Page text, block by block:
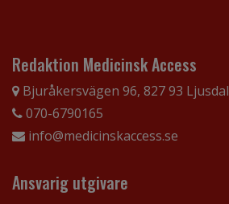
Redaktion Medicinsk Access
Bjuråkersvägen 96, 827 93 Ljusdal
070-6790165
info@medicinskaccess.se
Ansvarig utgivare